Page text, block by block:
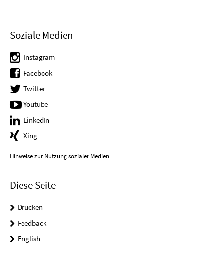
Soziale Medien
Instagram
Facebook
Twitter
Youtube
LinkedIn
Xing
Hinweise zur Nutzung sozialer Medien
Diese Seite
Drucken
Feedback
English